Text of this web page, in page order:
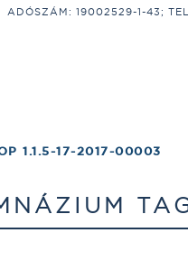
ADÓSZÁM: 19002529-1-43;
1.1.5-17-2017-00003